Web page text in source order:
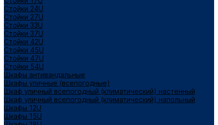
Стойки 24U
Стойки 27U
Стойки 33U
Стойки 37U
Стойки 42U
Стойки 45U
Стойки 47U
Стойки 54U
Шкафы антивандальные
Шкафы уличные (всепогодные)
Шкаф уличный всепогодный (климатический) настенный
Шкаф уличный всепогодный (климатический) напольный
Шкафы 12U
Шкафы 15U